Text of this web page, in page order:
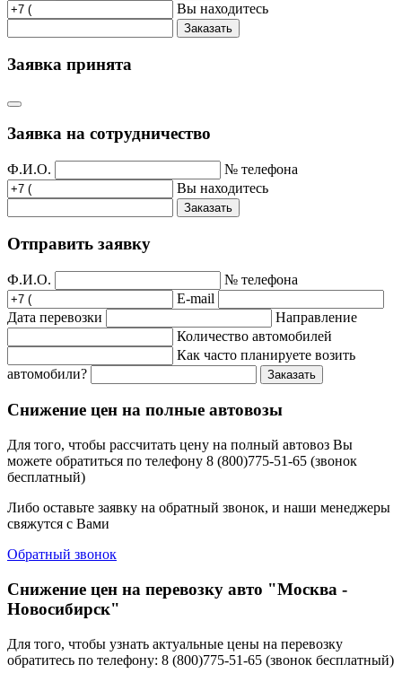
Вы находитесь
Заказать
Заявка принята
Заявка на сотрудничество
Ф.И.О.
№ телефона
Вы находитесь
Заказать
Отправить заявку
Ф.И.О.
№ телефона
E-mail
Дата перевозки
Направление
Количество автомобилей
Как часто планируете возить
автомобили?
Заказать
Снижение цен на полные автовозы
Для того, чтобы рассчитать цену на полный автовоз Вы
можете обратиться по телефону 8 (800)775-51-65 (звонок
бесплатный)
Либо оставьте заявку на обратный звонок, и наши менеджеры
свяжутся с Вами
Обратный звонок
Снижение цен на перевозку авто "Москва -
Новосибирск"
Для того, чтобы узнать актуальные цены на перевозку
обратитесь по телефону: 8 (800)775-51-65 (звонок бесплатный)